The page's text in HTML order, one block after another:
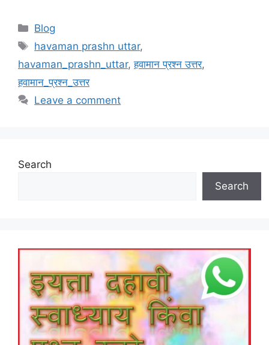
Categories
Blog
Tags
havaman prashn uttar,
havaman_prashn_uttar,हवामान प्रश्न उत्तर,
हवामान_प्रश्न_उत्तर
Leave a comment
Search
Search